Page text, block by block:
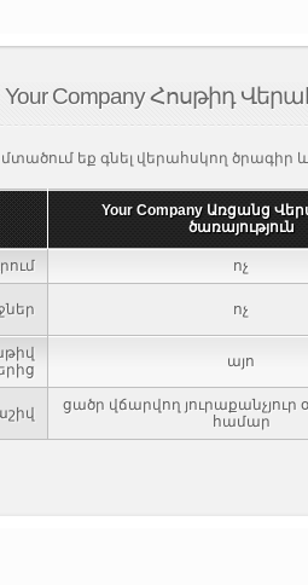
Your Company Հոսթիդ
մտածում եք գնել վերահսկող ծրագիր
Your Company Առցանց
ծառայություն
ոչ
ոչ
այո
ցածր վճարվող
համար